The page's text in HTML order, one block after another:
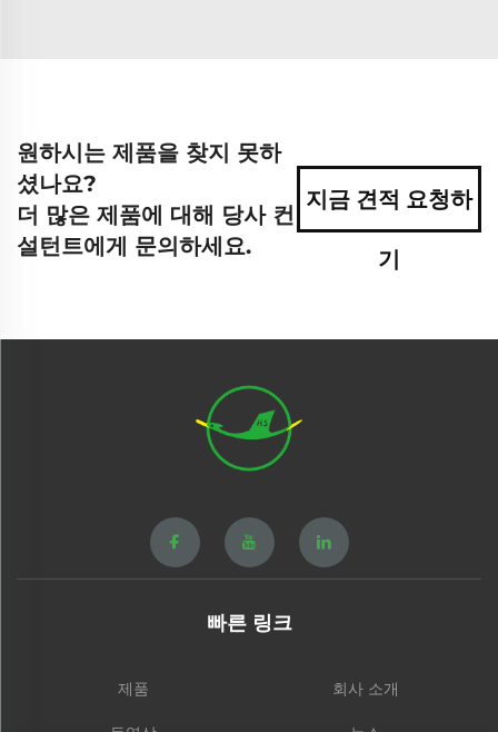
원하시는 제품을 찾지 못하
셨나요?
더 많은 제품에 대해 당사 컨
설턴트에게 문의하세요.
지금 견적 요청하
기
빠른 링크
제품 회사 소개